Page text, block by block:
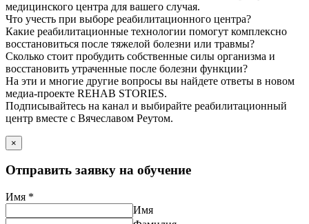
медицинского центра для вашего случая.
Что учесть при выборе реабилитационного центра?
Какие реабилитационные технологии помогут комплексно
восстановиться после тяжелой болезни или травмы?
Сколько стоит пробудить собственные силы организма и
восстановить утраченные после болезни функции?
На эти и многие другие вопросы вы найдете ответы в новом
медиа-проекте REHAB STORIES.
Подписывайтесь на канал и выбирайте реабилитационный
центр вместе с Вячеславом Реутом.
×
Отправить заявку на обучение
Имя *
Имя